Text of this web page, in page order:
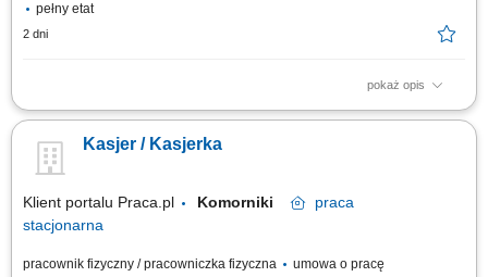
pełny etat
2 dni
pokaż opis
Co będziesz robić? Twój start z Buddym: przez pierwsze 4 miesiące
wdrożenia oraz zespołu. Obsługa klienta: zadbasz o szybką i miłą
obsługę przy kasie, finalizując transakcje, przyjmując płatności, zwroty,
Kasjer / Kasjerka
Klient portalu Praca.pl Komorniki
praca
stacjonarna
pracownik fizyczny / pracowniczka fizyczna
umowa o pracę